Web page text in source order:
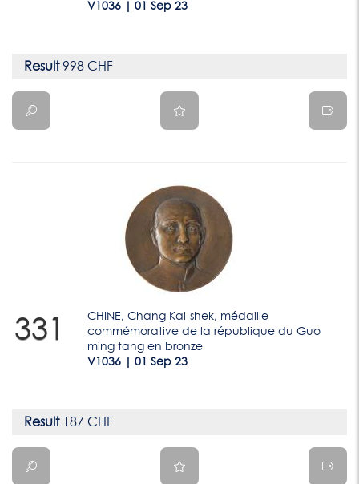
V1036 | 01 Sep 23
Result998 CHF
331
CHINE, Chang Kai-shek, médaille
commémorative de la république du Guo
ming tang en bronze
V1036 | 01 Sep 23
Result187 CHF